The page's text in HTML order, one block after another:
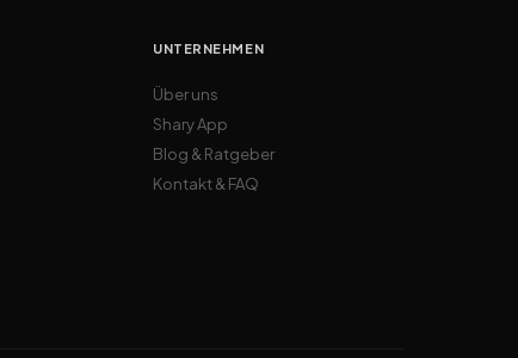
UNTERNEHMEN
Über uns
Shary App
Blog & Ratgeber
Kontakt & FAQ